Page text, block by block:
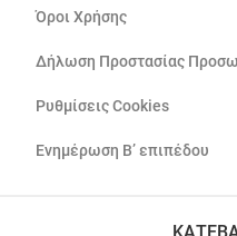
Όροι Χρήσης
Δήλωση Προστασίας
Ρυθμίσεις Cookies
Ενημέρωση Β’ επιπέδου